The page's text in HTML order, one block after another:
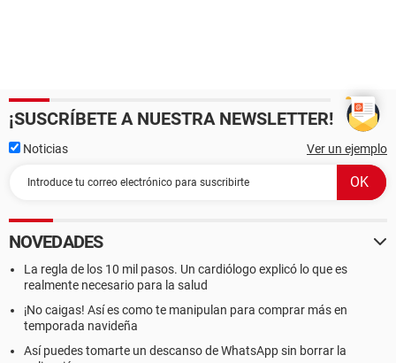
¡SUSCRÍBETE A NUESTRA NEWSLETTER!
Noticias Ver un ejemplo
NOVEDADES
La regla de los 10 mil pasos. Un cardiólogo explicó lo que es
realmente necesario para la salud
¡No caigas! Así es como te manipulan para comprar más en
temporada navideña
Así puedes tomarte un descanso de WhatsApp sin borrar la